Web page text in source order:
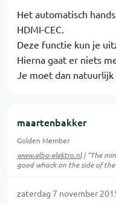
Het automatisch
HDMI-CEC.
Deze functie kun je
Hierna gaat er niets
Je moet dan
maartenbakker
Golden Member
www.elba-elektro.nl| "The
good whack on the side of
zaterdag 7 november